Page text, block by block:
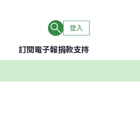
登入
訂閱電子報捐款支持